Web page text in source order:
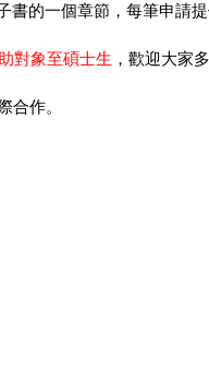
書的一個章節，每筆申請
對象至碩士生 ，歡迎大家
合作。